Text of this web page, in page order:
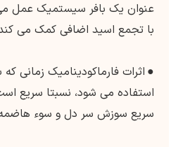
عنوان یک بافر سیستمیک عمل می
با تجمع اسید اضافی کمک می
● اثرات فارماکودینامیک زمانی
استفاده می شود، نسبتا سریع
سریع سوزش سر دل و سوء